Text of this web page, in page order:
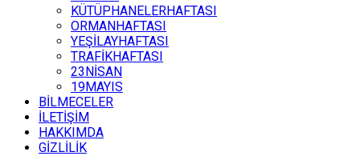
KÜTÜPHANELERHAFTASI
ORMANHAFTASI
YEŞİLAYHAFTASI
TRAFİKHAFTASI
23NİSAN
19MAYIS
BİLMECELER
İLETİŞİM
HAKKIMDA
GİZLİLİK